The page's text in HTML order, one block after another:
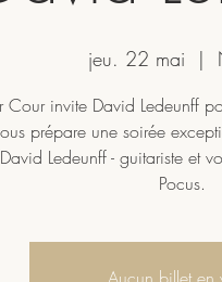
jeu. 22 mai
  |
Cour invite David Ledeunff
prépare une soirée
Ledeunff - guitariste et
Pocus.